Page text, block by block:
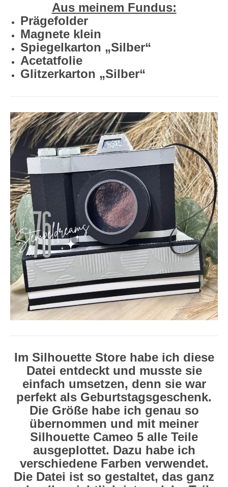
Aus meinem Fundus:
Prägefolder
Magnete klein
Spiegelkarton „Silber“
Acetatfolie
Glitzerkarton „Silber“
Im Silhouette Store habe ich diese
Datei entdeckt und musste sie
einfach umsetzen, denn sie war
perfekt als Geburtstagsgeschenk.
Die Größe habe ich genau so
übernommen und mit meiner
Silhouette Cameo 5 alle Teile
ausgeplottet. Dazu habe ich
verschiedene Farben verwendet.
Die Datei ist so gestaltet, das ganz